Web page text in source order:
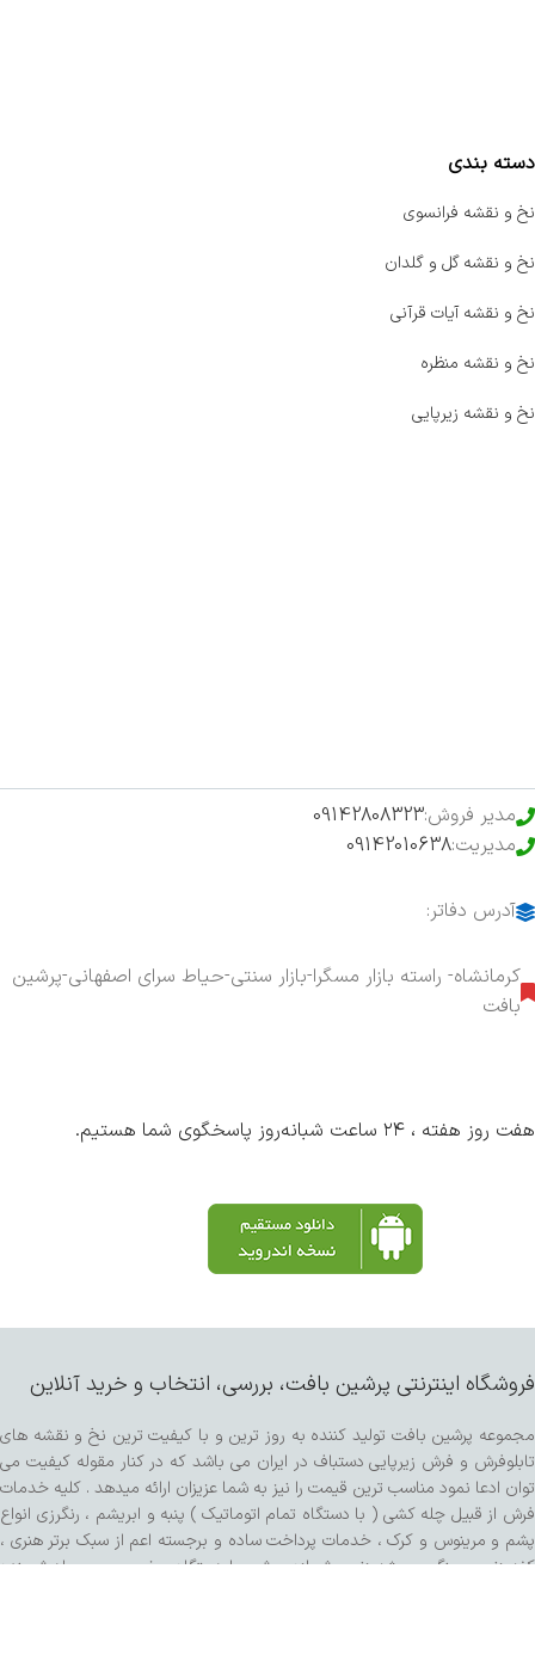
دسته بندی
نخ و نقشه فرانسوی
نخ و نقشه گل و گلدان
نخ و نقشه آیات قرآنی
نخ و نقشه منظره
نخ و نقشه زیرپایی
مدیر فروش:09142808323
مدیریت:09142010638
آدرس دفاتر:
کرمانشاه- راسته بازار مسگرا-بازار سنتی-حیاط سرای اصفهانی-پرشین
بافت
هفت روز هفته ، ۲۴ ساعت شبانه‌روز پاسخگوی شما هستیم.
فروشگاه اینترنتی پرشین بافت، بررسی، انتخاب و خرید آنلاین
مجموعه پرشین بافت تولید کننده به روز ترین و با کیفیت ترین نخ و نقشه های
تابلوفرش و فرش زیرپایی دستباف در ایران می باشد که در کنار مقوله کیفیت می
توان ادعا نمود مناسب ترین قیمت را نیز به شما عزیزان ارائه میدهد . کلیه خدمات
فرش از قبیل چله کشی ( با دستگاه تمام اتوماتیک ) پنبه و ابریشم ، رنگرزی انواع
پشم و مرینوس و کرک ، خدمات پرداخت ساده و برجسته اعم از سبک برتر هنری ،
کفه زنی و سنگی ، ریشه زنی ، شیرازه و شور با دستگاه مخصوص و مواد شوینده